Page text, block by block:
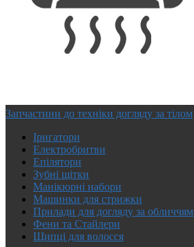
Запчастини до техніки догляду за тілом
Іригатори
Електробритви
Епілятори
Зубні щітки
Манікюрні набори
Машинки для стрижки
Прилади для догляду за обличчям
Фени та Стайлери
Щипці для волосся